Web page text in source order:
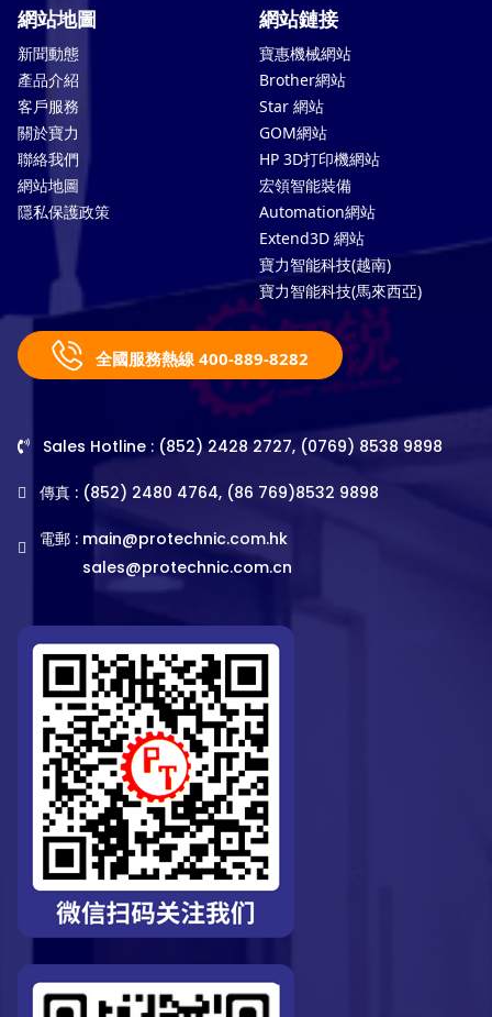
網站地圖
新聞動態
產品介紹
客戶服務
關於寶力
聯絡我們
網站地圖
隱私保護政策
網站鏈接
寶惠機械網站
Brother網站
Star 網站
GOM網站
HP 3D打印機網站
宏領智能裝備
Automation網站
Extend3D 網站
寶力智能科技(越南)
寶力智能科技(馬來西亞)
全國服務熱線 400-889-8282
Sales Hotline : (852) 2428 2727, (0769) 8538 9898
傳真 : (852) 2480 4764, (86 769)8532 9898
電郵 : main@protechnic.com.hk
sales@protechnic.com.cn